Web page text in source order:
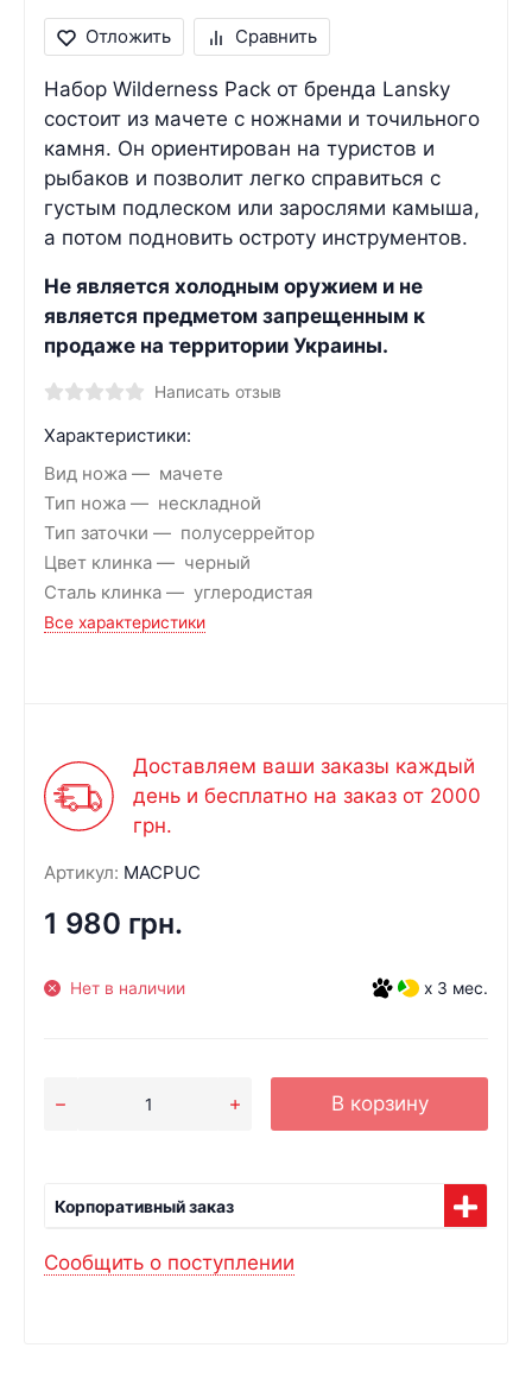
Отложить Сравнить
Набор Wilderness Pack от бренда Lansky
состоит из мачете с ножнами и точильного
камня. Он ориентирован на туристов и
рыбаков и позволит легко справиться с
густым подлеском или зарослями камыша,
а потом подновить остроту инструментов.
Не является холодным оружием и не
является предметом запрещенным к
продаже на территории Украины.
Написать отзыв
Характеристики:
Вид ножа
мачете
Тип ножа
нескладной
Тип заточки
полусеррейтор
Цвет клинка
черный
Сталь клинка
углеродистая
Все характеристики
Доставляем ваши заказы каждый
день и бесплатно на заказ от 2000
грн.
Артикул: MACPUC
1 980 грн.
Нет в наличии x 3 мес.
В корзину
Корпоративный заказ
Сообщить о поступлении